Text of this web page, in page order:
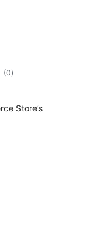
(0總
評)
Store’s